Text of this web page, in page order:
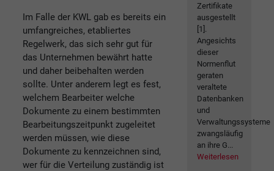
Im Falle der KWL gab es bereits ein
umfangreiches, etabliertes
Regelwerk, das sich sehr gut für
das Unternehmen bewährt hatte
und daher beibehalten werden
sollte. Unter anderem legt es fest,
welchem Bearbeiter welche
Dokumente zu einem bestimmten
Bearbeitungszeitpunkt zugeleitet
werden müssen, wie diese
Dokumente zu kennzeichnen sind,
wer für die Verteilung zuständig ist
Zertifikate
ausgestellt
[1].
Angesichts
dieser
Normenflut
geraten
veraltete
Datenbanken
und
Verwaltungssysteme
zwangsläufig
an ihre G...
Weiterlesen